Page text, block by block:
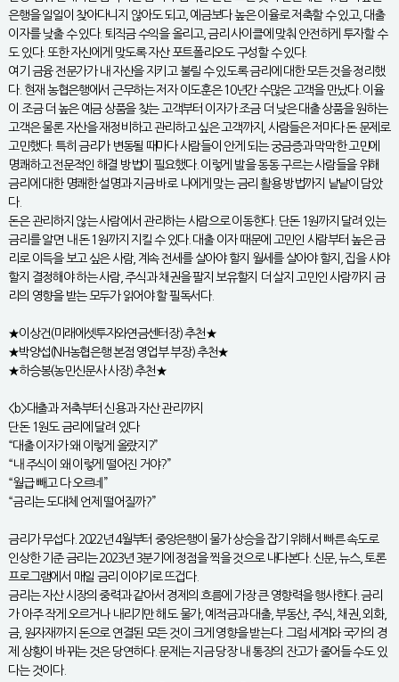
은행을 일일이 찾아다니지 않아도 되고, 예금보다 높은 이율로 저축할 수 있고, 대출
이자를 낮출 수 있다. 퇴직금 수익을 올리고, 금리 사이클에 맞춰 안전하게 투자할 수
도 있다. 또한 자신에게 맞도록 자산 포트폴리오도 구성할 수 있다.
여기 금융 전문가가 내 자산을 지키고 불릴 수 있도록 금리에 대한 모든 것을 정리했
다. 현재 농협은행에서 근무하는 저자 이도훈은 10년간 수많은 고객을 만났다. 이율
이 조금 더 높은 예금 상품을 찾는 고객부터 이자가 조금 더 낮은 대출 상품을 원하는
고객은 물론 자산을 재정비하고 관리하고 싶은 고객까지, 사람들은 저마다 돈 문제로
고민했다. 특히 금리가 변동될 때마다 사람들이 안게 되는 궁금증과 막막한 고민에
명쾌하고 전문적인 해결 방법이 필요했다. 이렇게 발을 동동 구르는 사람들을 위해
금리에 대한 명쾌한 설명과 지금 바로 나에게 맞는 금리 활용 방법까지 낱낱이 담았
다.
돈은 관리하지 않는 사람에서 관리하는 사람으로 이동한다. 단돈 1원까지 달려 있는
금리를 알면 내 돈 1원까지 지킬 수 있다. 대출 이자 때문에 고민인 사람부터 높은 금
리로 이득을 보고 싶은 사람, 계속 전세를 살아야 할지 월세를 살아야 할지, 집을 사야
할지 결정해야 하는 사람, 주식과 채권을 팔지 보유할지 더 살지 고민인 사람까지 금
리의 영향을 받는 모두가 읽어야 할 필독서다.
★이상건(미래에셋투자와연금센터장) 추천★
★박양섭(NH농협은행 본점 영업부 부장) 추천★
★하승봉(농민신문사 사장) 추천★
<b>대출과 저축부터 신용과 자산 관리까지
단돈 1원도 금리에 달려 있다
“대출 이자가 왜 이렇게 올랐지?”
“내 주식이 왜 이렇게 떨어진 거야?”
“월급 빼고 다 오르네”
“금리는 도대체 언제 떨어질까?”
금리가 무섭다. 2022년 4월부터 중앙은행이 물가 상승을 잡기 위해서 빠른 속도로
인상한 기준 금리는 2023년 3분기에 정점을 찍을 것으로 내다본다. 신문, 뉴스, 토론
프로그램에서 매일 금리 이야기로 뜨겁다.
금리는 자산 시장의 중력과 같아서 경제의 흐름에 가장 큰 영향력을 행사한다. 금리
가 아주 작게 오르거나 내리기만 해도 물가, 예적금과 대출, 부동산, 주식, 채권, 외화,
금, 원자재까지 돈으로 연결된 모든 것이 크게 영향을 받는다. 그럼 세계와 국가의 경
제 상황이 바뀌는 것은 당연하다. 문제는 지금 당장 내 통장의 잔고가 줄어들 수도 있
다는 것이다.